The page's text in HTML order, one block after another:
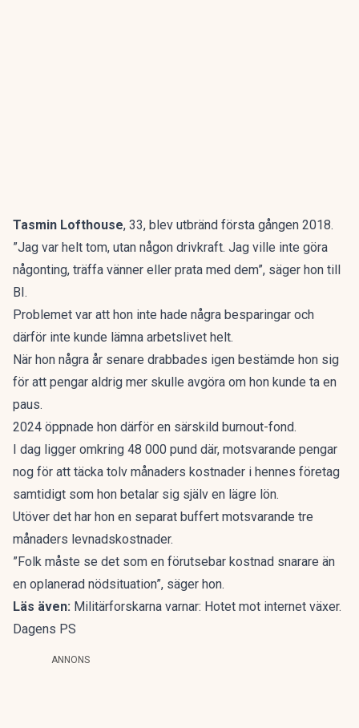
Tasmin Lofthouse, 33, blev utbränd första gången 2018.
”Jag var helt tom, utan någon drivkraft. Jag ville inte göra
någonting, träffa vänner eller prata med dem”, säger hon till
BI.
Problemet var att hon inte hade några besparingar och
därför inte kunde lämna arbetslivet helt.
När hon några år senare drabbades igen bestämde hon sig
för att pengar aldrig mer skulle avgöra om hon kunde ta en
paus.
2024 öppnade hon därför en särskild burnout-fond.
I dag ligger omkring 48 000 pund där, motsvarande pengar
nog för att täcka tolv månaders kostnader i hennes företag
samtidigt som hon betalar sig själv en lägre lön.
Utöver det har hon en separat buffert motsvarande tre
månaders levnadskostnader.
”Folk måste se det som en förutsebar kostnad snarare än
en oplanerad nödsituation”, säger hon.
Läs även: Militärforskarna varnar: Hotet mot internet växer.
Dagens PS
ANNONS